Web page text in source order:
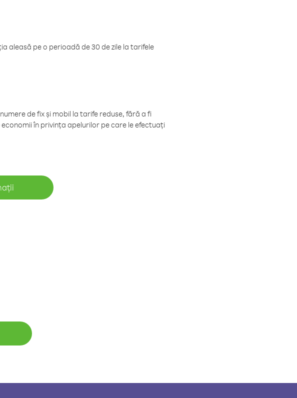
aleasă pe o perioadă de 30 de zile la tarifele
de fix și mobil la tarife reduse, fără a fi
în privința apelurilor pe care le efectuați